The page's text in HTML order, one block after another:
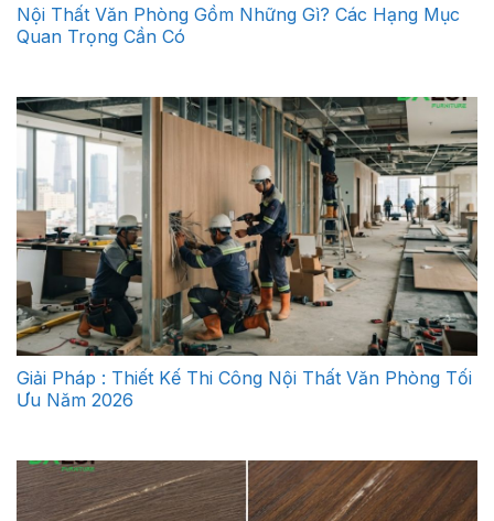
Nội Thất Văn Phòng Gồm Những Gì? Các Hạng Mục
Quan Trọng Cần Có
Giải Pháp : Thiết Kế Thi Công Nội Thất Văn Phòng Tối
Ưu Năm 2026